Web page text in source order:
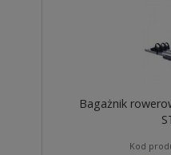
Bagażnik
Kod